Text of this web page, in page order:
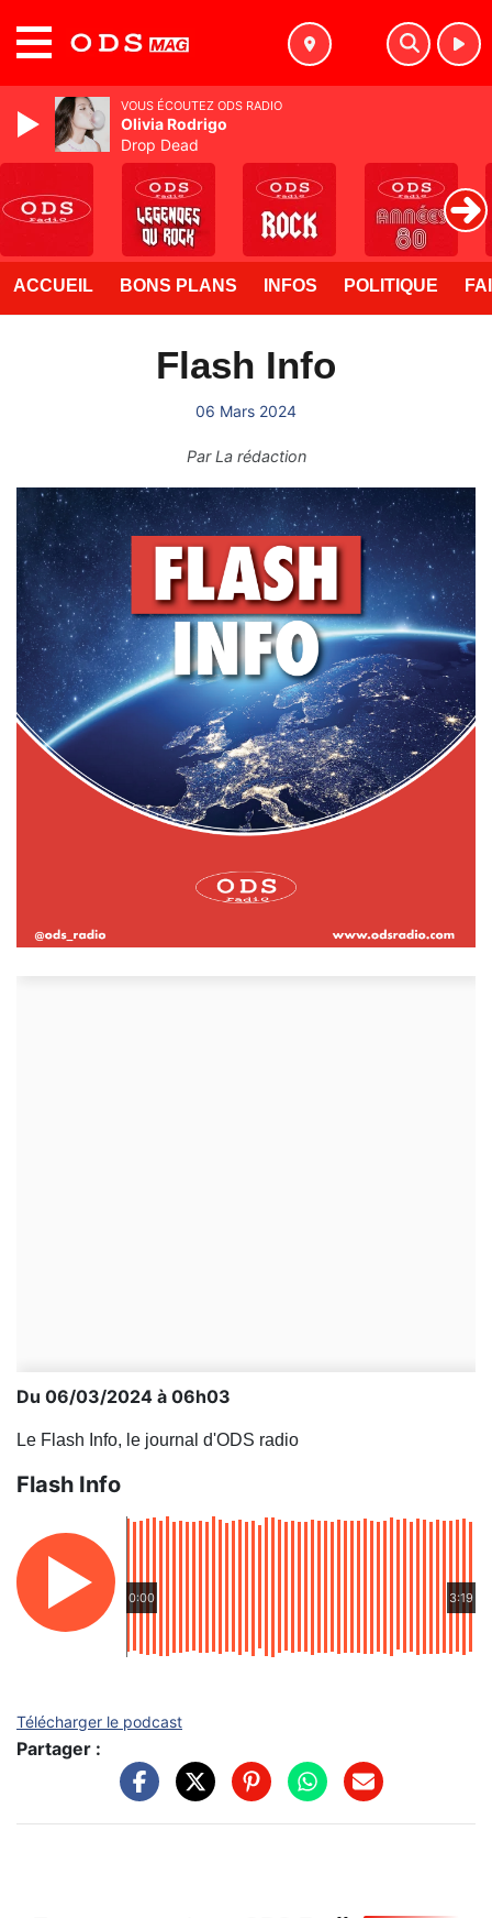
ACCUEIL BONS PLANS INFOS POLITIQUE
Flash Info
06 Mars 2024
ParLa rédaction
Du 06/03/2024 à 06h03
Le Flash Info, le journal d'ODS radio
Flash Info
0:00 3:19
Télécharger le podcast
Partager :
VOUS ÉCOUTEZ ODS RADIO
Olivia Rodrigo
Drop Dead